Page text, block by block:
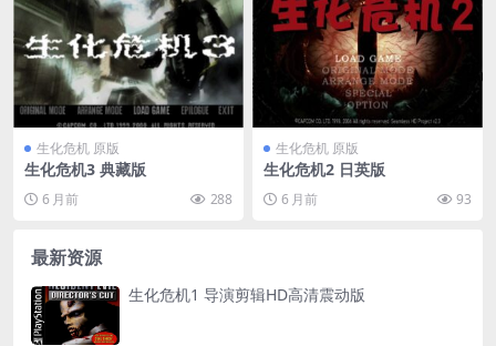
生化危机 原版
生化危机3 典藏版
6 月前 288
生化危机 原版
生化危机2 日英版
6 月前 93
最新资源
生化危机1 导演剪辑HD高清震动版